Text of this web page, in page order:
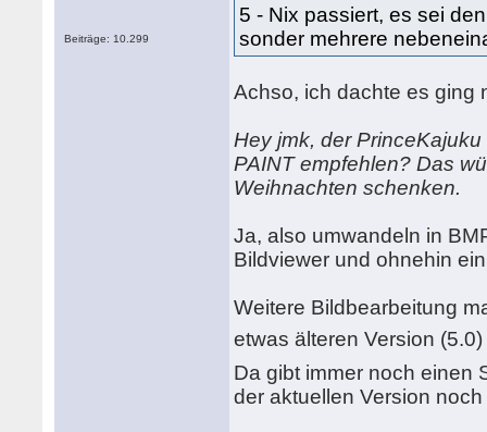
Beiträge: 10.299
5 - Nix passiert, es sei
sonder mehrere
Achso, ich dachte es ging
Hey jmk, der
PAINT empfehlen? Das
Weihnachten schenken.
Ja, also umwandeln in
Bildviewer und ohnehin
Weitere Bildbearbeitung
etwas älteren Version
Da gibt immer noch einen
der aktuellen Version